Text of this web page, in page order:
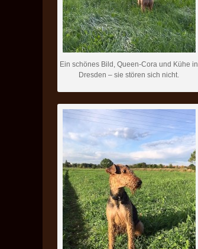
Ein schönes Bild, Queen-Cora und Kühe in
Dresden – sie stören sich nicht.